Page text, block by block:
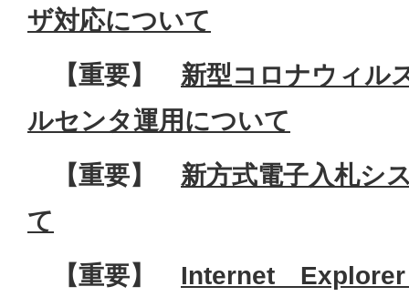
ザ対応について
【重要】
新型コロナウィル
ルセンタ運用について
【重要】
新方式電子入札シ
て
【重要】 Internet Explorer